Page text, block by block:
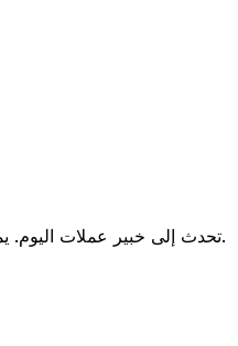
تحدث إلى خبير عملات اليوم.يمكننا التفوق على أسعار المنافسين.